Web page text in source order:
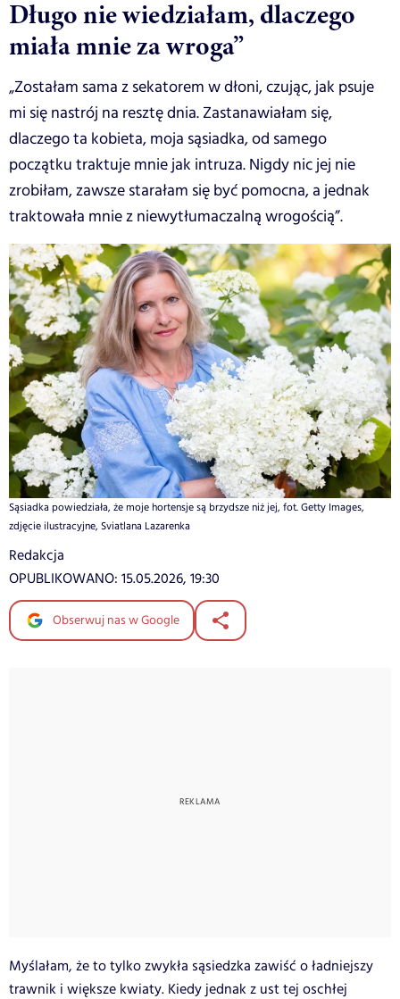
Długo nie wiedziałam, dlaczego
miała mnie za wroga”
„Zostałam sama z sekatorem w dłoni, czując, jak psuje
mi się nastrój na resztę dnia. Zastanawiałam się,
dlaczego ta kobieta, moja sąsiadka, od samego
początku traktuje mnie jak intruza. Nigdy nic jej nie
zrobiłam, zawsze starałam się być pomocna, a jednak
traktowała mnie z niewytłumaczalną wrogością”.
Sąsiadka powiedziała, że moje hortensje są brzydsze niż jej, fot. Getty Images,
zdjęcie ilustracyjne, Sviatlana Lazarenka
Redakcja
OPUBLIKOWANO: 15.05.2026, 19:30
Obserwuj nas w Google
Myślałam, że to tylko zwykła sąsiedzka zawiść o ładniejszy
trawnik i większe kwiaty. Kiedy jednak z ust tej oschłej